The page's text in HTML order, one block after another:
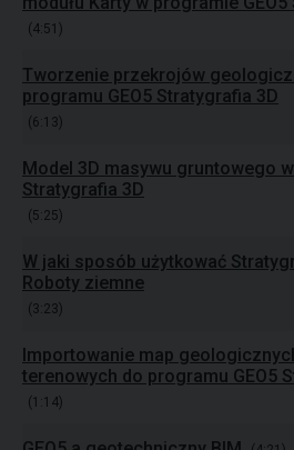
(4:51)
Tworzenie przekrojów
programu GEO5 Stratygrafia 3D
(6:13)
Model 3D masywu gruntowego
Stratygrafia 3D
(5:25)
W jaki sposób użytkować
Roboty ziemne
(3:23)
Importowanie map
terenowych do programu GEO5
(1:14)